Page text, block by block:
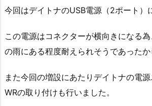
今回はデイトナのUSB電源（2ポート）
この電源はコネクターが横向きになる
の雨にある程度耐えられそうであったか
また今回の増設にあたりデイトナの電
WRの取り付けも行いました。